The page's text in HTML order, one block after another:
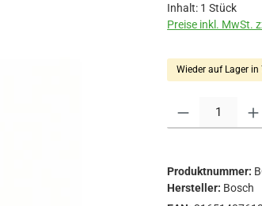
Inhalt: 1 Stück
Preise inkl. MwSt.
Wieder auf Lager in
Produkt Anzahl:
Produktnummer:
Hersteller: Bosch